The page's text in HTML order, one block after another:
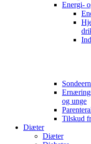
Energi-
og unge
Tilskud
Diæter
Diæter